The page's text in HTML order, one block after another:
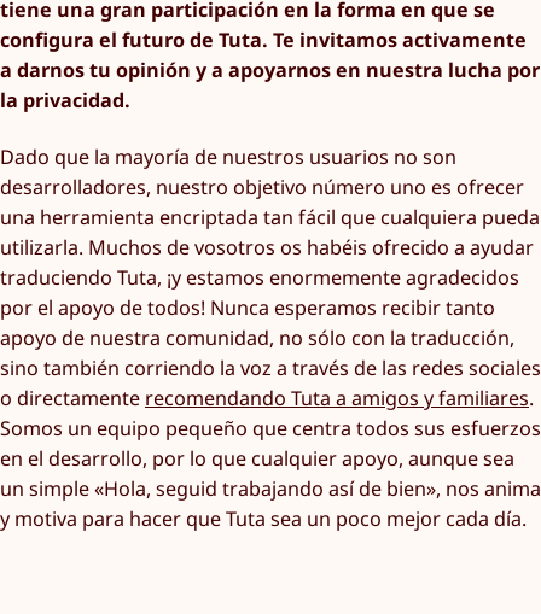
tiene una gran participación en la forma en que se
configura el futuro de Tuta. Te invitamos activamente
a darnos tu opinión y a apoyarnos en nuestra lucha por
la privacidad.
Dado que la mayoría de nuestros usuarios no son
desarrolladores, nuestro objetivo número uno es ofrecer
una herramienta encriptada tan fácil que cualquiera pueda
utilizarla. Muchos de vosotros os habéis ofrecido a ayudar
traduciendo Tuta, ¡y estamos enormemente agradecidos
por el apoyo de todos! Nunca esperamos recibir tanto
apoyo de nuestra comunidad, no sólo con la traducción,
sino también corriendo la voz a través de las redes sociales
o directamente recomendando Tuta a amigos y familiares.
Somos un equipo pequeño que centra todos sus esfuerzos
en el desarrollo, por lo que cualquier apoyo, aunque sea
un simple «Hola, seguid trabajando así de bien», nos anima
y motiva para hacer que Tuta sea un poco mejor cada día.